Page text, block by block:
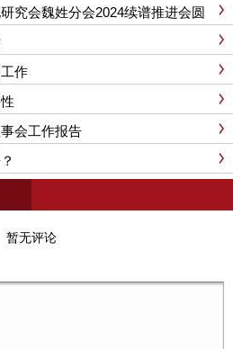
究会魏姓分会2024续谱推进会圆
作
会工作报告
暂无评论